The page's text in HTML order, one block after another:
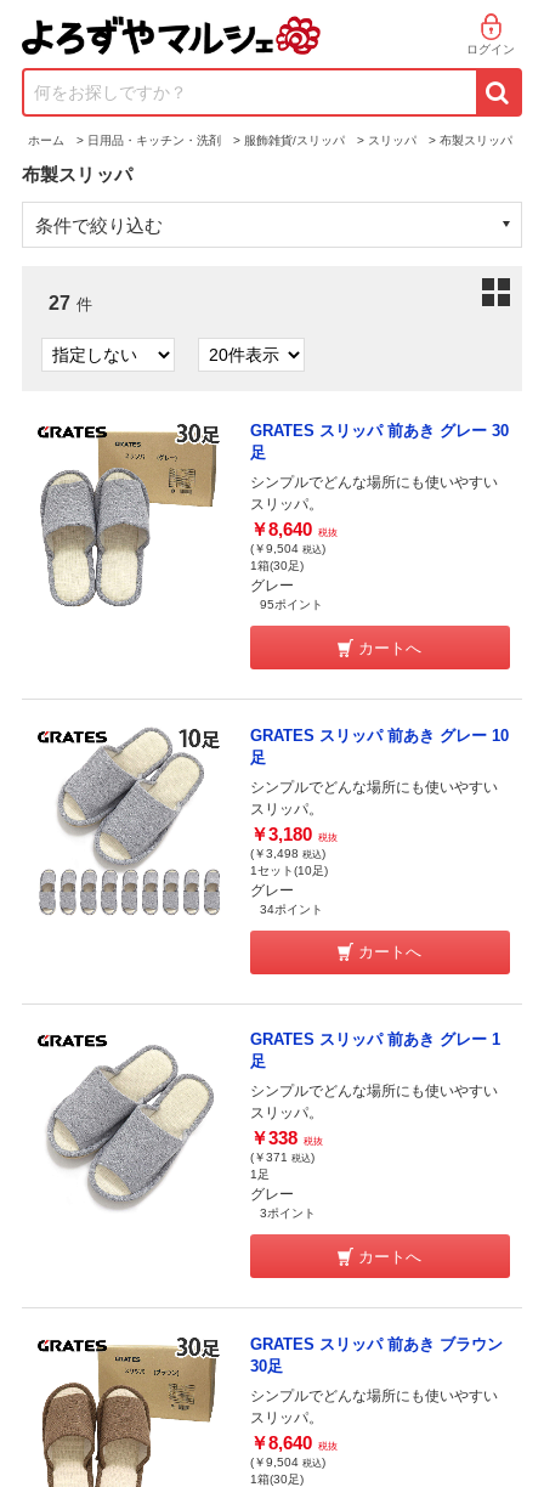
ログイン
何をお探しですか？
ホーム > 日用品・キッチン・洗剤 > 服飾雑貨/スリッパ > スリッパ > 布製スリッパ
布製スリッパ
条件で絞り込む
27 件
GRATES スリッパ 前あき グレー 30
足
シンプルでどんな場所にも使いやすい
スリッパ。
￥8,640 税抜
(￥9,504 税込)
1箱(30足)
グレー
95ポイント
カートへ
GRATES スリッパ 前あき グレー 10
足
シンプルでどんな場所にも使いやすい
スリッパ。
￥3,180 税抜
(￥3,498 税込)
1セット(10足)
グレー
34ポイント
カートへ
GRATES スリッパ 前あき グレー 1
足
シンプルでどんな場所にも使いやすい
スリッパ。
￥338 税抜
(￥371 税込)
1足
グレー
3ポイント
カートへ
GRATES スリッパ 前あき ブラウン
30足
シンプルでどんな場所にも使いやすい
スリッパ。
￥8,640 税抜
(￥9,504 税込)
1箱(30足)